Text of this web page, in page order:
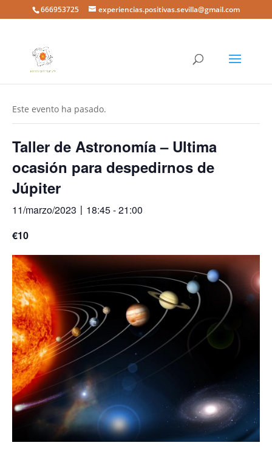
666953725 experiencias.positivas.sevilla@gmail.com
Este evento ha pasado.
Taller de Astronomía – Ultima
ocasión para despedirnos de
Júpiter
11/marzo/2023〡18:45-21:00
€10